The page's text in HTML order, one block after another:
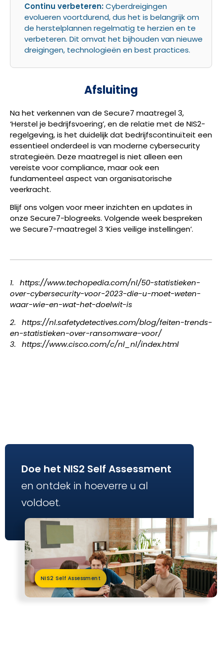
Continu verbeteren:Cyberdreigingen
evolueren voortdurend, dus het is belangrijk om
de herstelplannen regelmatig te herzien en te
verbeteren. Dit omvat het bijhouden van nieuwe
dreigingen, technologieën en best practices.
Afsluiting
Na het verkennen van de Secure7 maatregel 3,
‘Herstel je bedrijfsvoering’, en de relatie met de NIS2-
regelgeving, is het duidelijk dat bedrijfscontinuïteit een
essentieel onderdeel is van moderne cybersecurity
strategieën. Deze maatregel is niet alleen een
vereiste voor compliance, maar ook een
fundamenteel aspect van organisatorische
veerkracht.
Blijf ons volgen voor meer inzichten en updates in
onze Secure7-blogreeks. Volgende week bespreken
we Secure7-maatregel 3 ‘Kies veilige instellingen’.
1.
https://www.techopedia.com/nl/50-statistieken-
over-cybersecurity-voor-2023-die-u-moet-weten-
waar-wie-en-wat-het-doelwit-is
2.
https://nl.safetydetectives.com/blog/feiten-trends-
en-statistieken-over-ransomware-voor/
3.
https://www.cisco.com/c/nl_nl/index.html
Doe het NIS2 Self Assessment
en ontdek in hoeverre u al
voldoet.
NIS2 Self Assessment